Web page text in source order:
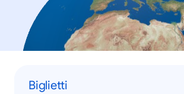
Biglietti